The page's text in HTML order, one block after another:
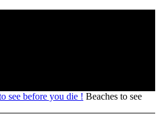
Beaches to see